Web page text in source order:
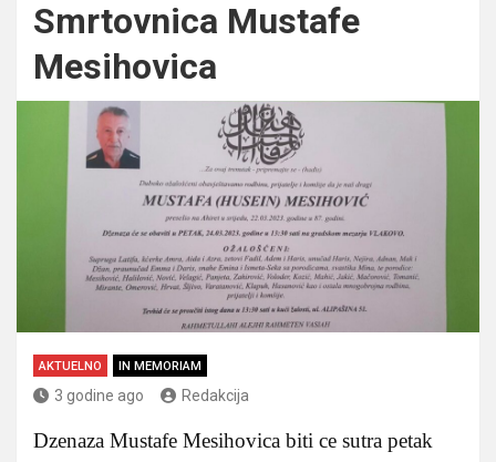
Smrtovnica Mustafe
Mesihovica
AKTUELNO IN MEMORIAM
3 godine ago Redakcija
Dzenaza Mustafe Mesihovica biti ce sutra petak